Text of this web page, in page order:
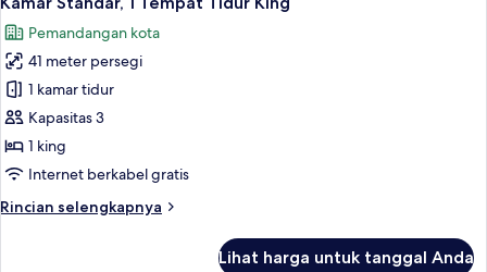
semua
foto
untuk
Kamar
Standar,
1
Tempat
King
Pemandangan kota
41 meter persegi
1 kamar tidur
Kapasitas 3
1 king
Internet berkabel gratis
Rincian selengkapnya
Rincian
Lihat harga untuk tanggal Anda